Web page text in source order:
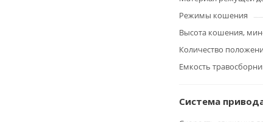
Режимы кошения
Высота кошения,
Количество
Емкость
Система